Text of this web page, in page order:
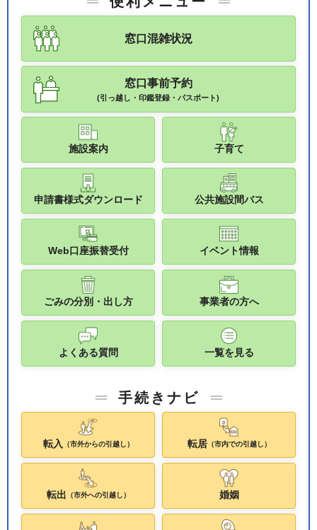
窓口混雑状況
窓口事前予約
(引っ越し・印鑑登録・パスポート)
施設案内 子育て
申請書様式ダウンロード 公共施設間バス
Web口座振替受付 イベント情報
ごみの分別・出し方 事業者の方へ
よくある質問 一覧を見る
手続きナビ
転入 （市外からの引越し） 転居（市内での引越し）
転出 （市外への引越し） 婚姻